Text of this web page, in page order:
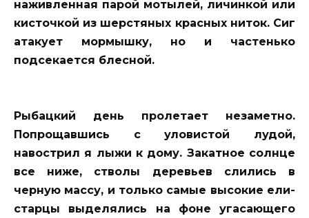
наживленная парой мотылей, личинкой или
кисточкой из шерстяных красных ниток. Сиг
атакует мормышку, но и частенько
подсекается блесной.
Рыбацкий день пролетает незаметно.
Попрощавшись с уловистой лудой,
навострил я лыжи к дому. Закатное солнце
все ниже, стволы деревьев слились в
черную массу, и только самые высокие ели-
старцы выделялись на фоне угасающего